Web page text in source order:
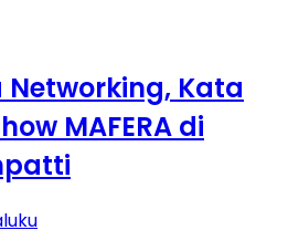
Kata
MAFERA di